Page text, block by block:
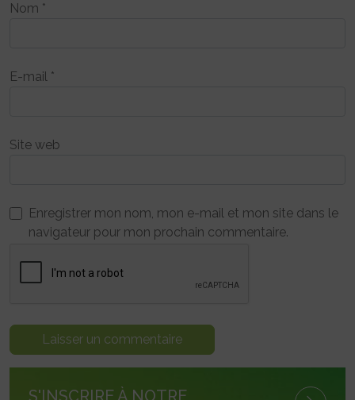
Nom *
E-mail *
Site web
Enregistrer mon nom, mon e-mail et mon site dans le
navigateur pour mon prochain commentaire.
S'INSCRIRE À NOTRE